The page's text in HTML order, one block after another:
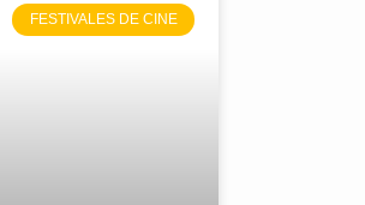
FESTIVALES DE CINE